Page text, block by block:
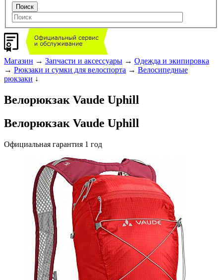
Магазин → Запчасти и аксессуары → Одежда и экипировка
→ Рюкзаки и сумки для велоспорта → Велосипедные
рюкзаки ↓
Велорюкзак Vaude Uphill
Велорюкзак Vaude Uphill
Официальная гарантия 1 год